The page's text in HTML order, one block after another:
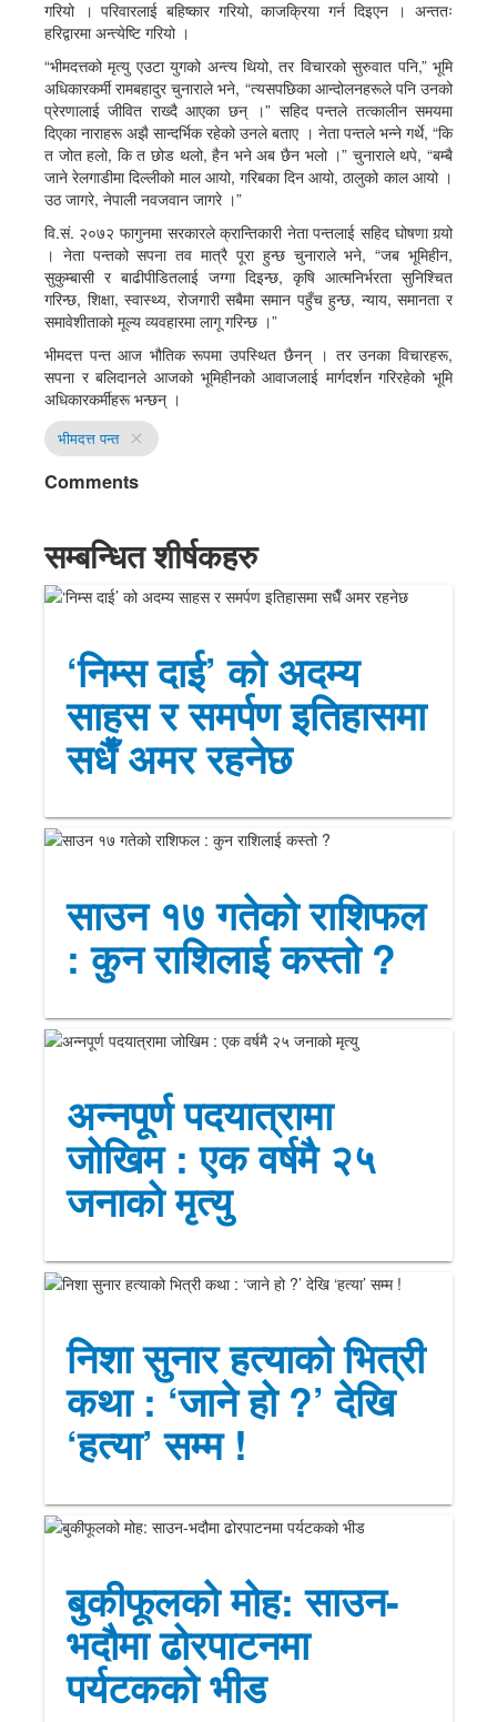
गरियो । परिवारलाई बहिष्कार गरियो, काजक्रिया गर्न दिइएन । अन्ततः
हरिद्वारमा अन्त्येष्टि गरियो ।
“भीमदत्तको मृत्यु एउटा युगको अन्त्य थियो, तर विचारको सुरुवात पनि,” भूमि
अधिकारकर्मी रामबहादुर चुनाराले भने, “त्यसपछिका आन्दोलनहरूले पनि उनको
प्रेरणालाई जीवित राख्दै आएका छन् ।” सहिद पन्तले तत्कालीन समयमा
दिएका नाराहरू अझै सान्दर्भिक रहेको उनले बताए । नेता पन्तले भन्ने गर्थे, “कि
त जोत हलो, कि त छोड थलो, हैन भने अब छैन भलो ।” चुनाराले थपे, “बम्बै
जाने रेलगाडीमा दिल्लीको माल आयो, गरिबका दिन आयो, ठालुको काल आयो ।
उठ जागरे, नेपाली नवजवान जागरे ।”
वि.सं. २०७२ फागुनमा सरकारले क्रान्तिकारी नेता पन्तलाई सहिद घोषणा गर्‍यो
। नेता पन्तको सपना तव मात्रै पूरा हुन्छ चुनाराले भने, “जब भूमिहीन,
सुकुम्बासी र बाढीपीडितलाई जग्गा दिइन्छ, कृषि आत्मनिर्भरता सुनिश्चित
गरिन्छ, शिक्षा, स्वास्थ्य, रोजगारी सबैमा समान पहुँच हुन्छ, न्याय, समानता र
समावेशीताको मूल्य व्यवहारमा लागू गरिन्छ ।”
भीमदत्त पन्त आज भौतिक रूपमा उपस्थित छैनन् । तर उनका विचारहरू,
सपना र बलिदानले आजको भूमिहीनको आवाजलाई मार्गदर्शन गरिरहेको भूमि
अधिकारकर्मीहरू भन्छन् ।
भीमदत्त पन्त close
Comments
सम्बन्धित शीर्षकहरु
‘निम्स दाई’ को अदम्य
साहस र समर्पण इतिहासमा
सधैँ अमर रहनेछ
साउन १७ गतेको राशिफल
: कुन राशिलाई कस्तो ?
अन्नपूर्ण पदयात्रामा
जोखिम : एक वर्षमै २५
जनाको मृत्यु
निशा सुनार हत्याको भित्री
कथा : ‘जाने हो ?’ देखि
‘हत्या’ सम्म !
बुकीफूलको मोह: साउन-
भदौमा ढोरपाटनमा
पर्यटकको भीड